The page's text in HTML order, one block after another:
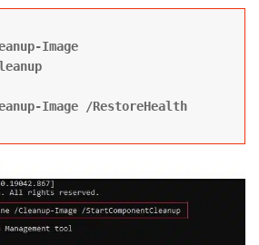
Image
Image /RestoreHealth